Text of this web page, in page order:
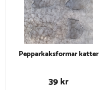
Pepparkaksformar katter
39 kr